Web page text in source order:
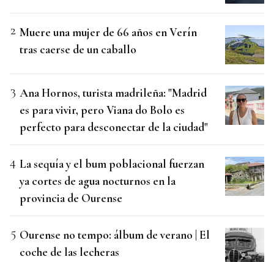
Muere una mujer de 66 años en Verín
tras caerse de un caballo
Ana Hornos, turista madrileña: "Madrid
es para vivir, pero Viana do Bolo es
perfecto para desconectar de la ciudad"
La sequía y el bum poblacional fuerzan
ya cortes de agua nocturnos en la
provincia de Ourense
Ourense no tempo: álbum de verano | El
coche de las lecheras